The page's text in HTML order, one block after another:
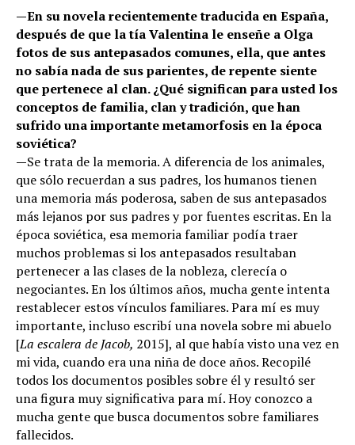
—En su novela recientemente traducida en España,
después de que la tía Valentina le enseñe a Olga
fotos de sus antepasados comunes, ella, que antes
no sabía nada de sus parientes, de repente siente
que pertenece al clan. ¿Qué significan para usted los
conceptos de familia, clan y tradición, que han
sufrido una importante metamorfosis en la época
soviética?
—Se trata de la memoria. A diferencia de los animales,
que sólo recuerdan a sus padres, los humanos tienen
una memoria más poderosa, saben de sus antepasados
más lejanos por sus padres y por fuentes escritas. En la
época soviética, esa memoria familiar podía traer
muchos problemas si los antepasados resultaban
pertenecer a las clases de la nobleza, clerecía o
negociantes. En los últimos años, mucha gente intenta
restablecer estos vínculos familiares. Para mí es muy
importante, incluso escribí una novela sobre mi abuelo
[La escalera de Jacob, 2015], al que había visto una vez en
mi vida, cuando era una niña de doce años. Recopilé
todos los documentos posibles sobre él y resultó ser
una figura muy significativa para mí. Hoy conozco a
mucha gente que busca documentos sobre familiares
fallecidos.